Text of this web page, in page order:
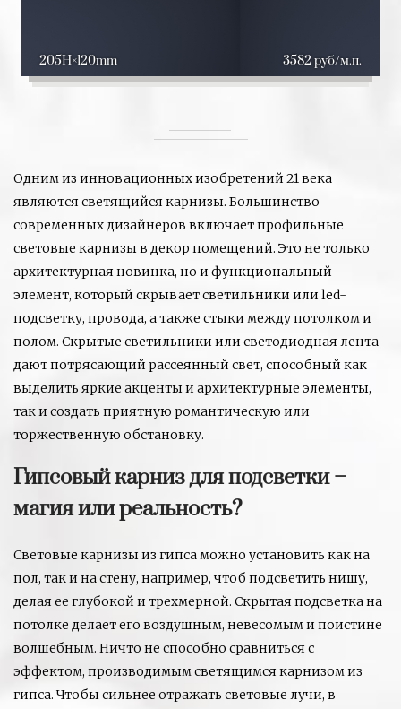
205H 120mm 3582 руб/м.п.
Одним из инновационных изобретений 21 века
являются светящийся карнизы. Большинство
современных дизайнеров включает профильные
световые карнизы в декор помещений. Это не только
архитектурная новинка, но и функциональный
элемент, который скрывает светильники или led-
подсветку, провода, а также стыки между потолком и
полом. Скрытые светильники или светодиодная лента
дают потрясающий рассеянный свет, способный как
выделить яркие акценты и архитектурные элементы,
так и создать приятную романтическую или
торжественную обстановку.
Гипсовый карниз для подсветки –
магия или реальность?
Световые карнизы из гипса можно установить как на
пол, так и на стену, например, чтоб подсветить нишу,
делая ее глубокой и трехмерной. Скрытая подсветка на
потолке делает его воздушным, невесомым и поистине
волшебным. Ничто не способно сравниться с
эффектом, производимым светящимся карнизом из
гипса. Чтобы сильнее отражать световые лучи, в